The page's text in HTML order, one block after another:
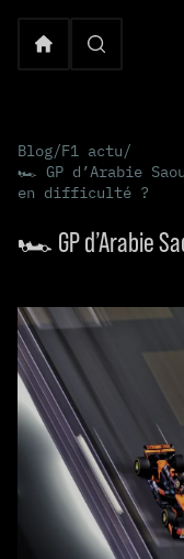
Blog/F1 actu/
🏎️ GP d’Arabie
en difficulté ?
🏎️ GP d’Arabie